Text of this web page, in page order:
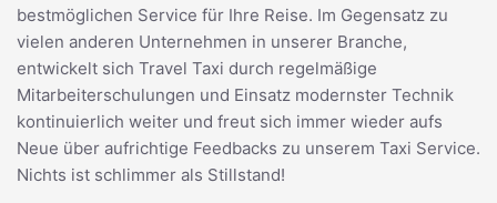
bestmöglichen Service für Ihre Reise. Im Gegensatz zu
vielen anderen Unternehmen in unserer Branche,
entwickelt sich Travel Taxi durch regelmäßige
Mitarbeiterschulungen und Einsatz modernster Technik
kontinuierlich weiter und freut sich immer wieder aufs
Neue über aufrichtige Feedbacks zu unserem Taxi Service.
Nichts ist schlimmer als Stillstand!